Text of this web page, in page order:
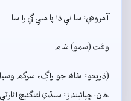
آمروھي: سا ني ڌا پا مني گي را سا
وقت (سمو) شام
(ذريعو: شاھ جو راڳ، سرگم
خان. ڇپائيندڙ: سنڌي لئنگئيج